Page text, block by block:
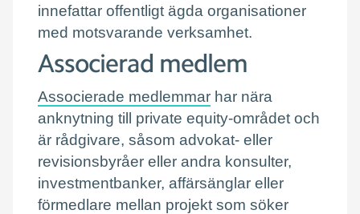
innefattar offentligt ägda organisationer
med motsvarande verksamhet.
Associerad medlem
Associerade medlemmar har nära
anknytning till private equity-området och
är rådgivare, såsom advokat- eller
revisionsbyråer eller andra konsulter,
investmentbanker, affärsänglar eller
förmedlare mellan projekt som söker